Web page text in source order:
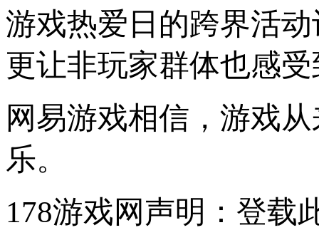
游戏热爱日的跨界活
更让非玩家群体也感
网易游戏相信，游戏
乐。
178游戏网声明：登载